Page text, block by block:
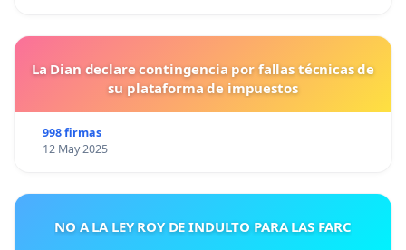
La Dian declare contingencia por fallas técnicas de
su plataforma de impuestos
998 firmas
12 May 2025
NO A LA LEY ROY DE INDULTO PARA LAS FARC